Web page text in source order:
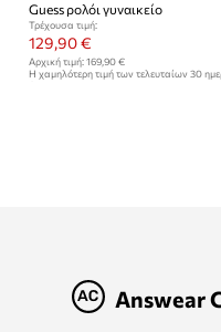
Guess ρολόι γυναικείο
Τρέχουσα τιμή:
129,90 €
Αρχική τιμή: 169,90 €
Η χαμηλότερη τιμή των τελευταίων 30
Answear